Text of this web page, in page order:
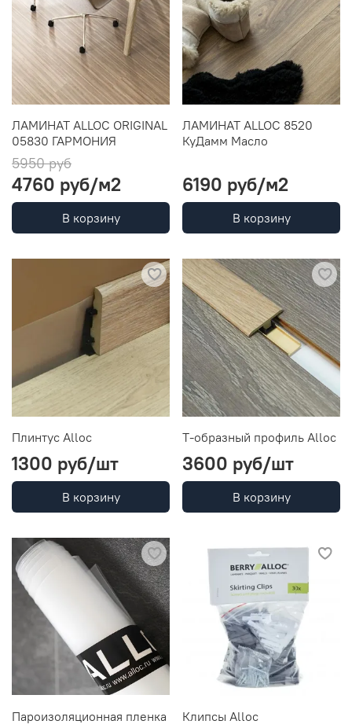
ЛАМИНАТ ALLOC ORIGINAL
05830 ГАРМОНИЯ
5950 руб
4760 руб/м2
В корзину
ЛАМИНАТ ALLOC 8520
КуДамм Масло
6190 руб/м2
В корзину
Плинтус Alloc
1300 руб/шт
В корзину
Т-образный профиль Alloc
3600 руб/шт
В корзину
Пароизоляционная пленка Клипсы Alloc